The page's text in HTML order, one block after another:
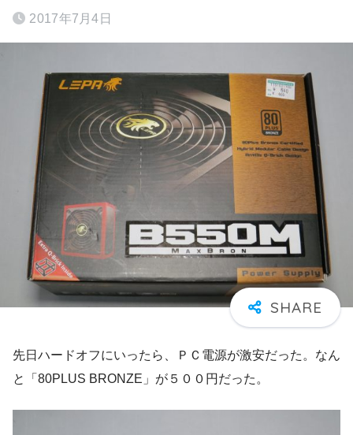
2017年7月4日
先日ハードオフにいったら、ＰＣ電源が激安だった。なん
と「80PLUS BRONZE」が５００円だった。